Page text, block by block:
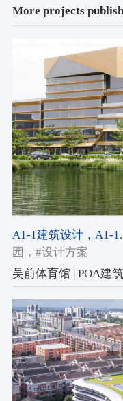
More projects
A1-1建筑设计，A1-
园 ，#设计方案
吴前体育馆 | POA建